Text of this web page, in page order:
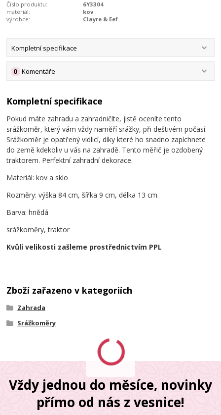
Číslo produktu:
6Y3304
materiál:
kov
výrobce:
Clayre & Eef
Kompletní specifikace
Komentáře
0
Kompletní specifikace
Pokud máte zahradu a zahradničíte, jistě oceníte tento
srážkoměr, který vám vždy naměří srážky, při deštivém počasí.
Srážkoměr je opatřený vidlicí, díky které ho snadno zapíchnete
do země kdekoliv u vás na zahradě. Tento měřič je ozdobený
traktorem. Perfektní zahradní dekorace.
Materiál: kov a sklo
Rozměry: výška 84 cm, šířka 9 cm, délka 13 cm.
Barva: hnědá
srážkoměry, traktor
Kvůli velikosti zašleme prostřednictvím PPL
Zboží zařazeno v kategoriích
Zahrada
Srážkoměry
Vždy jednou do měsíce, novinky
přímo od nás z vesnice!